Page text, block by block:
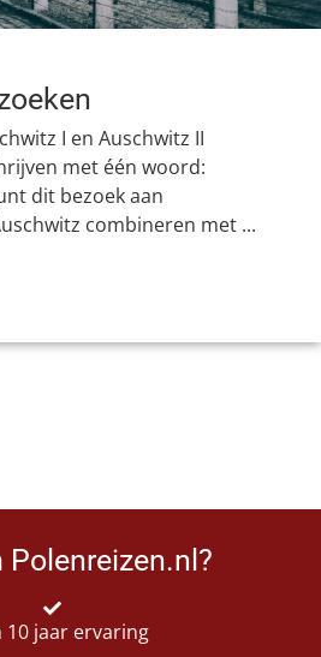
I en Auschwitz II
met één woord:
dit bezoek aan
combineren met ...
Polenreizen.nl?
10 jaar ervaring